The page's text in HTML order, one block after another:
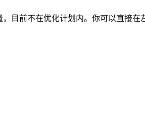
目前不在优化计划内。你可以直接